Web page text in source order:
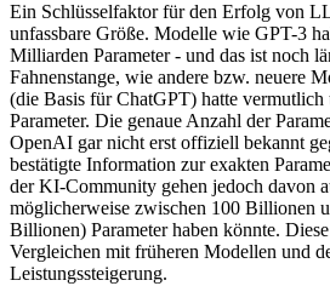
Ein Schlüsselfaktor für den Erfolg von
unfassbare Größe. Modelle wie GPT-3
Milliarden Parameter - und das ist noch
Fahnenstange, wie andere bzw. neuere
(die Basis für ChatGPT) hatte
Parameter. Die genaue Anzahl der
OpenAI gar nicht erst offiziell bekannt
bestätigte Information zur exakten
der KI-Community gehen jedoch davon
möglicherweise zwischen 100 Billionen
Billionen) Parameter haben könnte.
Vergleichen mit früheren Modellen und
Leistungssteigerung.